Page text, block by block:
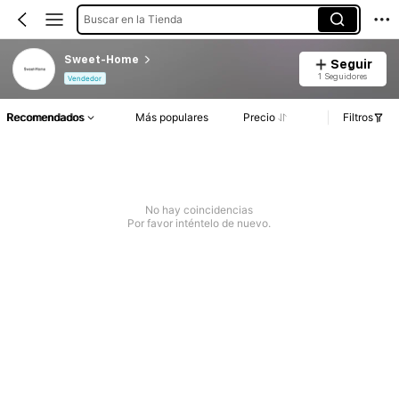
Buscar en la Tienda
Sweet-Home
Vendedor
Seguir
1 Seguidores
Recomendados Más populares Precio Filtros
No hay coincidencias
Por favor inténtelo de nuevo.